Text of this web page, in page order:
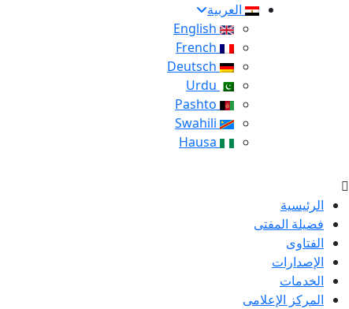
العربية
الرئيسية
فضيلة المفتى
الفتاوى
الإصدارات
الخدمات
المركز الإعلامى